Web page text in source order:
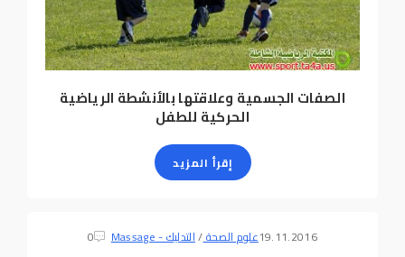
الصفات الجسمية وعلاقتها بالأنشطة الرياضية
الحركية للطفل
إقرأ المزيد
19.11.2016علوم الصحة/التدليك - Massage 0